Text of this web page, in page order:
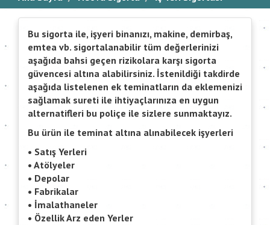
Bu sigorta ile, işyeri binanızı, makine, demirbaş,
emtea vb. sigortalanabilir tüm değerlerinizi
aşağıda bahsi geçen rizikolara karşı sigorta
güvencesi altına alabilirsiniz. İstenildiği takdirde
aşağıda listelenen ek teminatların da eklemenizi
sağlamak sureti ile ihtiyaçlarınıza en uygun
alternatifleri bu poliçe ile sizlere sunmaktayız.
Bu ürün ile teminat altına alınabilecek işyerleri
• Satış Yerleri
• Atölyeler
• Depolar
• Fabrikalar
• İmalathaneler
• Özellik Arz eden Yerler